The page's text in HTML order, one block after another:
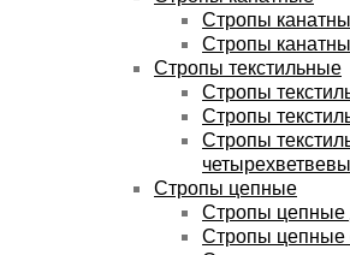
Стропы
Стропы
Стропы текстильные
Стропы
Стропы
Стропы
Стропы цепные
Стропы цепные
Стропы цепные